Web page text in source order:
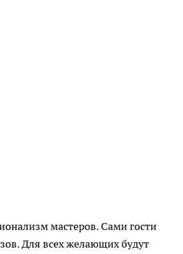
мастеров. Сами гости
Для всех желающих будут